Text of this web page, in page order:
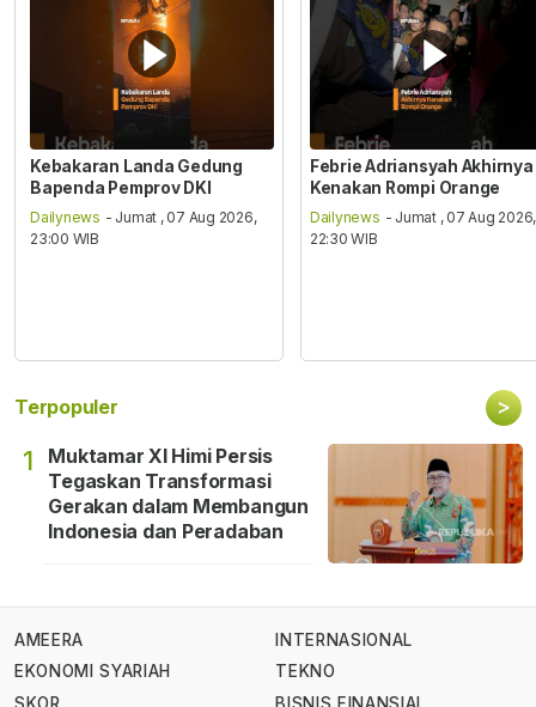
Kebakaran Landa Gedung
Bapenda Pemprov DKI
Dailynews - Jumat , 07 Aug 2026,
23:00 WIB
Febrie Adriansyah Akhirnya
Kenakan Rompi Orange
Dailynews - Jumat , 07 Aug 2026,
22:30 WIB
Terpopuler >
1
Muktamar XI Himi Persis
Tegaskan Transformasi
Gerakan dalam Membangun
Indonesia dan Peradaban
AMEERA
EKONOMI SYARIAH
INTERNASIONAL
TEKNO